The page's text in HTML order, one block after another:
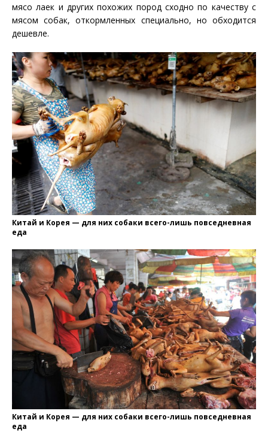
мясо лаек и других похожих пород сходно по качеству с
мясом собак, откормленных специально, но обходится
дешевле.
Китай и Корея — для них собаки всего-лишь повседневная
еда
Китай и Корея — для них собаки всего-лишь повседневная
еда